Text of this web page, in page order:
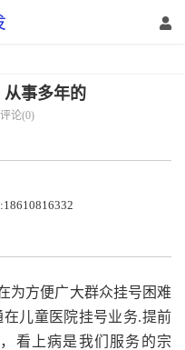
事多年的
评论(0)
为方便广大群众挂号困难
儿童医院挂号业务.提前
看上病是我们服务的宗